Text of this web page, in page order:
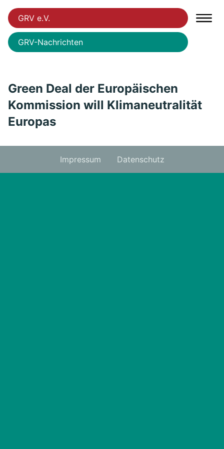
GRV e.V.
GRV-Nachrichten
Green Deal der Europäischen
Kommission will Klimaneutralität
Europas
Impressum Datenschutz